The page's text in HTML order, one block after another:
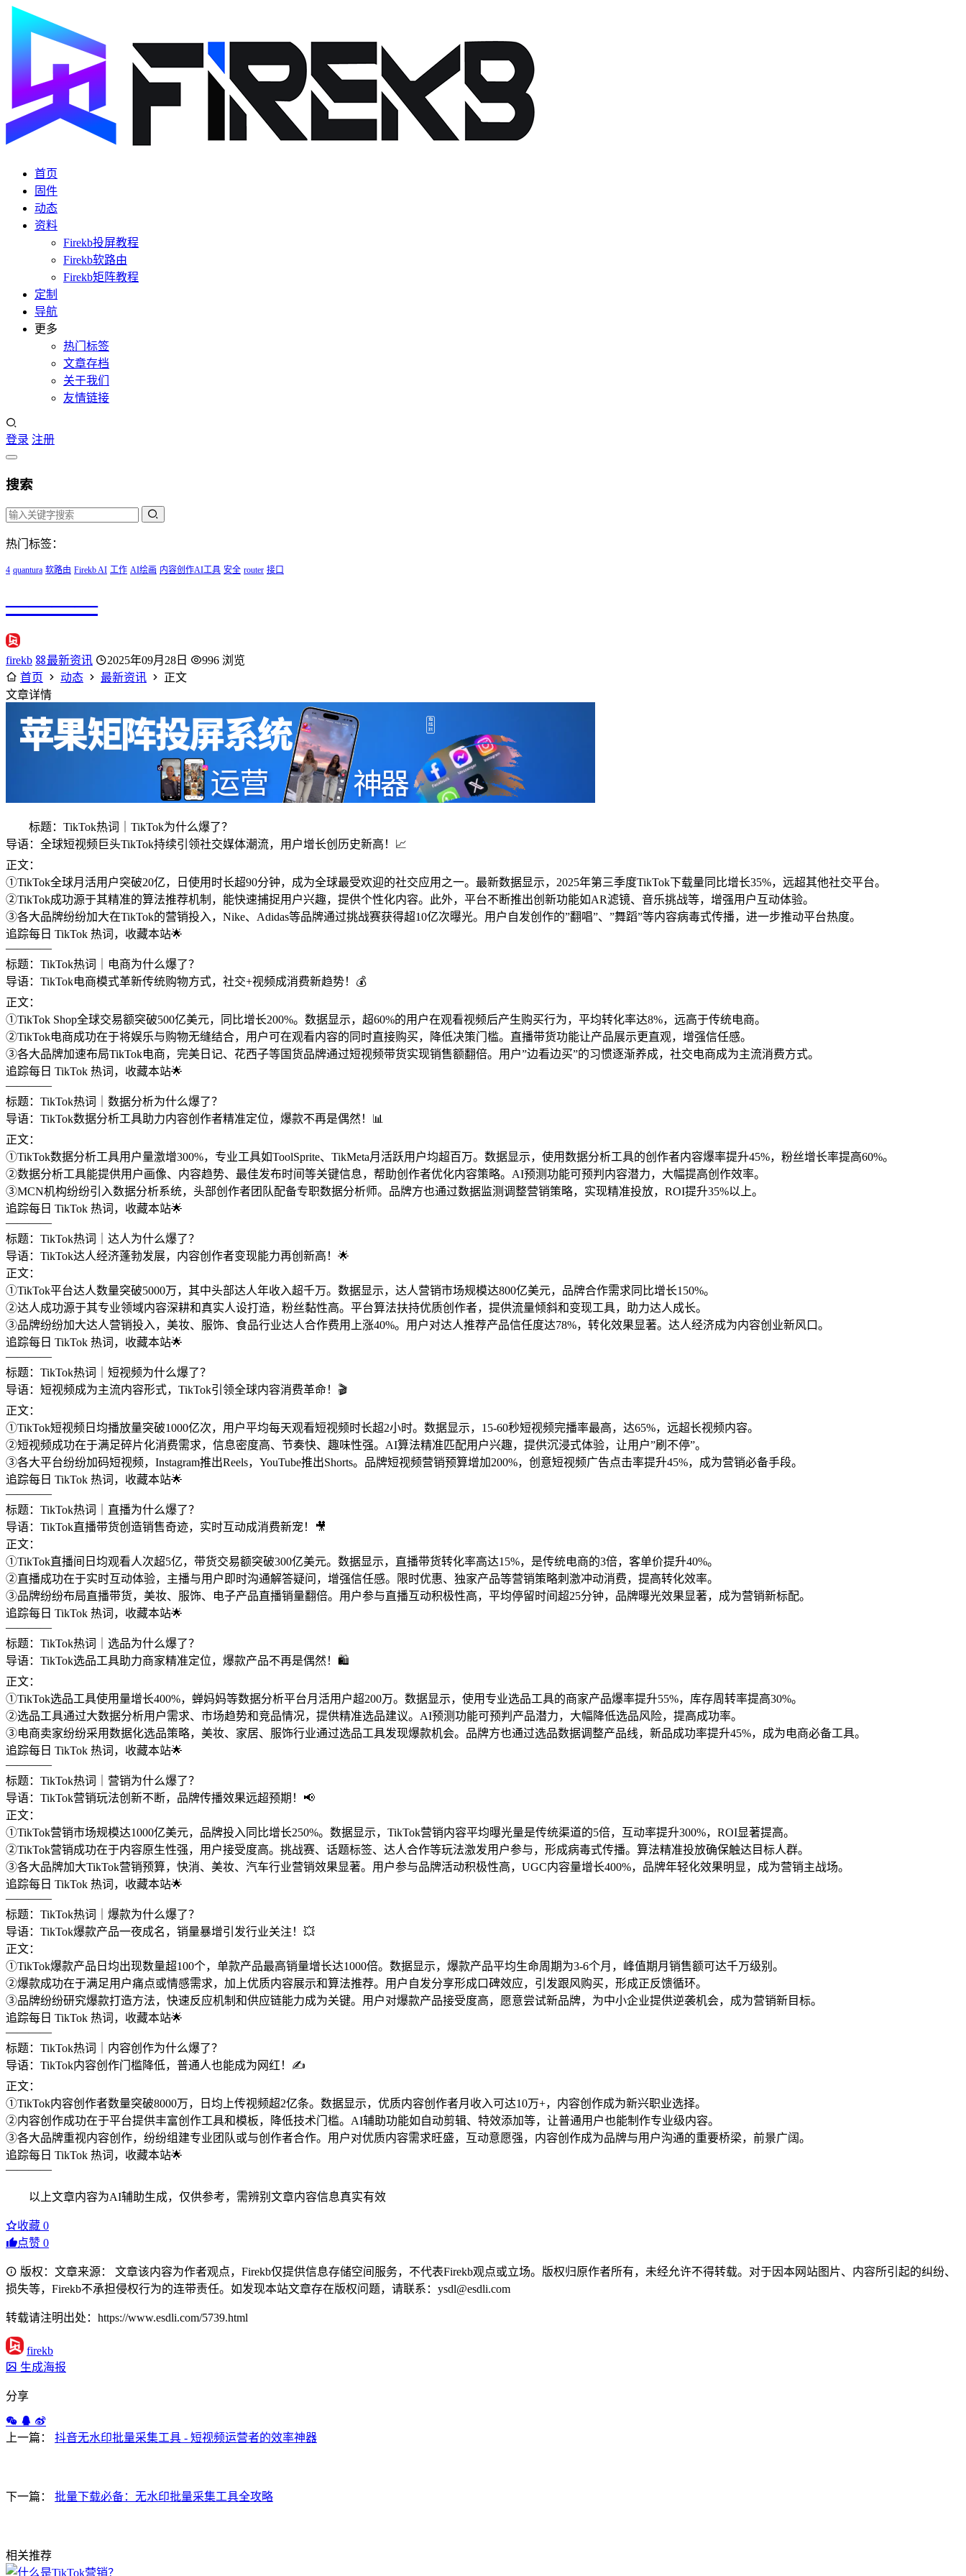
首页
固件
动态
资料
Firekb投屏教程
Firekb软路由
Firekb矩阵教程
定制
导航
更多
热门标签
文章存档
关于我们
友情链接
登录 注册
搜索
热门标签：
4 quantura 软路由 Firekb AI 工作 AI绘画 内容创作AI工具 安全 router 接口
————
firekb 最新资讯 2025年09月28日
996 浏览
首页
动态 最新资讯
正文
文章详情
标题：TikTok热词｜TikTok为什么爆了？
导语：全球短视频巨头TikTok持续引领社交媒体潮流，用户增长创历史新高！📈
正文：
①TikTok全球月活用户突破20亿，日使用时长超90分钟，成为全球最受欢迎的社交应用之一。最新数据显示，2025年第三季度TikTok下载量同比增长35%，远超其他社交平台。
②TikTok成功源于其精准的算法推荐机制，能快速捕捉用户兴趣，提供个性化内容。此外，平台不断推出创新功能如AR滤镜、音乐挑战等，增强用户互动体验。
③各大品牌纷纷加大在TikTok的营销投入，Nike、Adidas等品牌通过挑战赛获得超10亿次曝光。用户自发创作的”翻唱”、”舞蹈”等内容病毒式传播，进一步推动平台热度。
追踪每日 TikTok 热词，收藏本站🌟
————
标题：TikTok热词｜电商为什么爆了？
导语：TikTok电商模式革新传统购物方式，社交+视频成消费新趋势！💰
正文：
①TikTok Shop全球交易额突破500亿美元，同比增长200%。数据显示，超60%的用户在观看视频后产生购买行为，平均转化率达8%，远高于传统电商。
②TikTok电商成功在于将娱乐与购物无缝结合，用户可在观看内容的同时直接购买，降低决策门槛。直播带货功能让产品展示更直观，增强信任感。
③各大品牌加速布局TikTok电商，完美日记、花西子等国货品牌通过短视频带货实现销售额翻倍。用户”边看边买”的习惯逐渐养成，社交电商成为主流消费方式。
追踪每日 TikTok 热词，收藏本站🌟
————
标题：TikTok热词｜数据分析为什么爆了？
导语：TikTok数据分析工具助力内容创作者精准定位，爆款不再是偶然！📊
正文：
①TikTok数据分析工具用户量激增300%，专业工具如ToolSprite、TikMeta月活跃用户均超百万。数据显示，使用数据分析工具的创作者内容爆率提升45%，粉丝增长率提高60%。
②数据分析工具能提供用户画像、内容趋势、最佳发布时间等关键信息，帮助创作者优化内容策略。AI预测功能可预判内容潜力，大幅提高创作效率。
③MCN机构纷纷引入数据分析系统，头部创作者团队配备专职数据分析师。品牌方也通过数据监测调整营销策略，实现精准投放，ROI提升35%以上。
追踪每日 TikTok 热词，收藏本站🌟
————
标题：TikTok热词｜达人为什么爆了？
导语：TikTok达人经济蓬勃发展，内容创作者变现能力再创新高！🌟
正文：
①TikTok平台达人数量突破5000万，其中头部达人年收入超千万。数据显示，达人营销市场规模达800亿美元，品牌合作需求同比增长150%。
②达人成功源于其专业领域内容深耕和真实人设打造，粉丝黏性高。平台算法扶持优质创作者，提供流量倾斜和变现工具，助力达人成长。
③品牌纷纷加大达人营销投入，美妆、服饰、食品行业达人合作费用上涨40%。用户对达人推荐产品信任度达78%，转化效果显著。达人经济成为内容创业新风口。
追踪每日 TikTok 热词，收藏本站🌟
————
标题：TikTok热词｜短视频为什么爆了？
导语：短视频成为主流内容形式，TikTok引领全球内容消费革命！🎬
正文：
①TikTok短视频日均播放量突破1000亿次，用户平均每天观看短视频时长超2小时。数据显示，15-60秒短视频完播率最高，达65%，远超长视频内容。
②短视频成功在于满足碎片化消费需求，信息密度高、节奏快、趣味性强。AI算法精准匹配用户兴趣，提供沉浸式体验，让用户”刷不停”。
③各大平台纷纷加码短视频，Instagram推出Reels，YouTube推出Shorts。品牌短视频营销预算增加200%，创意短视频广告点击率提升45%，成为营销必备手段。
追踪每日 TikTok 热词，收藏本站🌟
————
标题：TikTok热词｜直播为什么爆了？
导语：TikTok直播带货创造销售奇迹，实时互动成消费新宠！🎥
正文：
①TikTok直播间日均观看人次超5亿，带货交易额突破300亿美元。数据显示，直播带货转化率高达15%，是传统电商的3倍，客单价提升40%。
②直播成功在于实时互动体验，主播与用户即时沟通解答疑问，增强信任感。限时优惠、独家产品等营销策略刺激冲动消费，提高转化效率。
③品牌纷纷布局直播带货，美妆、服饰、电子产品直播销量翻倍。用户参与直播互动积极性高，平均停留时间超25分钟，品牌曝光效果显著，成为营销新标配。
追踪每日 TikTok 热词，收藏本站🌟
————
标题：TikTok热词｜选品为什么爆了？
导语：TikTok选品工具助力商家精准定位，爆款产品不再是偶然！🛍️
正文：
①TikTok选品工具使用量增长400%，蝉妈妈等数据分析平台月活用户超200万。数据显示，使用专业选品工具的商家产品爆率提升55%，库存周转率提高30%。
②选品工具通过大数据分析用户需求、市场趋势和竞品情况，提供精准选品建议。AI预测功能可预判产品潜力，大幅降低选品风险，提高成功率。
③电商卖家纷纷采用数据化选品策略，美妆、家居、服饰行业通过选品工具发现爆款机会。品牌方也通过选品数据调整产品线，新品成功率提升45%，成为电商必备工具。
追踪每日 TikTok 热词，收藏本站🌟
————
标题：TikTok热词｜营销为什么爆了？
导语：TikTok营销玩法创新不断，品牌传播效果远超预期！📢
正文：
①TikTok营销市场规模达1000亿美元，品牌投入同比增长250%。数据显示，TikTok营销内容平均曝光量是传统渠道的5倍，互动率提升300%，ROI显著提高。
②TikTok营销成功在于内容原生性强，用户接受度高。挑战赛、话题标签、达人合作等玩法激发用户参与，形成病毒式传播。算法精准投放确保触达目标人群。
③各大品牌加大TikTok营销预算，快消、美妆、汽车行业营销效果显著。用户参与品牌活动积极性高，UGC内容量增长400%，品牌年轻化效果明显，成为营销主战场。
追踪每日 TikTok 热词，收藏本站🌟
————
标题：TikTok热词｜爆款为什么爆了？
导语：TikTok爆款产品一夜成名，销量暴增引发行业关注！💥
正文：
①TikTok爆款产品日均出现数量超100个，单款产品最高销量增长达1000倍。数据显示，爆款产品平均生命周期为3-6个月，峰值期月销售额可达千万级别。
②爆款成功在于满足用户痛点或情感需求，加上优质内容展示和算法推荐。用户自发分享形成口碑效应，引发跟风购买，形成正反馈循环。
③品牌纷纷研究爆款打造方法，快速反应机制和供应链能力成为关键。用户对爆款产品接受度高，愿意尝试新品牌，为中小企业提供逆袭机会，成为营销新目标。
追踪每日 TikTok 热词，收藏本站🌟
————
标题：TikTok热词｜内容创作为什么爆了？
导语：TikTok内容创作门槛降低，普通人也能成为网红！✍️
正文：
①TikTok内容创作者数量突破8000万，日均上传视频超2亿条。数据显示，优质内容创作者月收入可达10万+，内容创作成为新兴职业选择。
②内容创作成功在于平台提供丰富创作工具和模板，降低技术门槛。AI辅助功能如自动剪辑、特效添加等，让普通用户也能制作专业级内容。
③各大品牌重视内容创作，纷纷组建专业团队或与创作者合作。用户对优质内容需求旺盛，互动意愿强，内容创作成为品牌与用户沟通的重要桥梁，前景广阔。
追踪每日 TikTok 热词，收藏本站🌟
————
以上文章内容为AI辅助生成，仅供参考，需辨别文章内容信息真实有效
收藏 0
点赞 0
版权：文章来源： 文章该内容为作者观点，Firekb仅提供信息存储空间服务，不代表Firekb观点或立场。版权归原作者所有，未经允许不得转载。对于因本网站图片、内容所引起的纠纷、
损失等，Firekb不承担侵权行为的连带责任。如发现本站文章存在版权问题，请联系：ysdl@esdli.com
转载请注明出处：https://www.esdli.com/5739.html
firekb
生成海报
分享
上一篇： 抖音无水印批量采集工具 - 短视频运营者的效率神器
下一篇： 批量下载必备：无水印批量采集工具全攻略
相关推荐